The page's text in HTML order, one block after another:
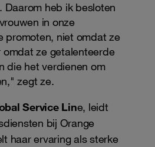
Daarom heb ik besloten
in onze
promoten, niet omdat ze
omdat ze getalenteerde
die het verdienen om
zegt ze.
Service Line, leidt
bij Orange
haar ervaring als sterke